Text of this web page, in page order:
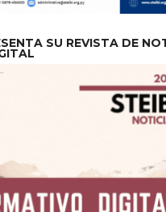
SU REVISTA DE